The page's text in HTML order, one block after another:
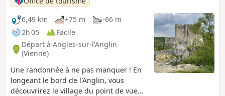
6,49 km
+75 m
-66 m
2h 05
Facile
Départ à Angles-sur-l'Anglin
(Vienne)
Une randonnée à ne pas manquer ! En
longeant le bord de l'Anglin, vous
découvrirez le village du point de vue